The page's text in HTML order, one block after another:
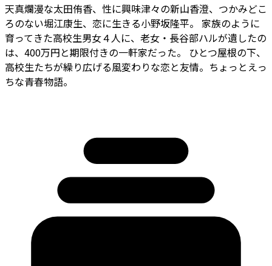
天真爛漫な太田侑香、性に興味津々の新山香澄、つかみどこ
ろのない堀江康生、恋に生きる小野坂隆平。 家族のように
育ってきた高校生男女４人に、老女・長谷部ハルが遺したの
は、400万円と期限付きの一軒家だった。 ひとつ屋根の下、
高校生たちが繰り広げる風変わりな恋と友情。ちょっとえっ
ちな青春物語。